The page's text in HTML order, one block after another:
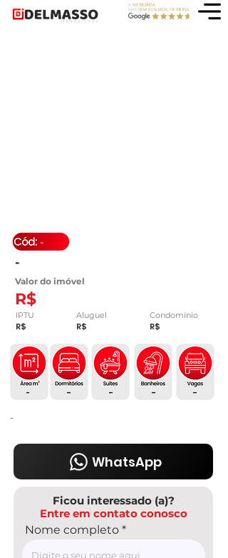
-
Valor do imóvel
R$
-
IPTU
R$
Aluguel Condomínio
R$ R$
-
-
- - -
-
WhatsApp
Ficou interessado (a)?
Entre em contato conosco
Nome completo